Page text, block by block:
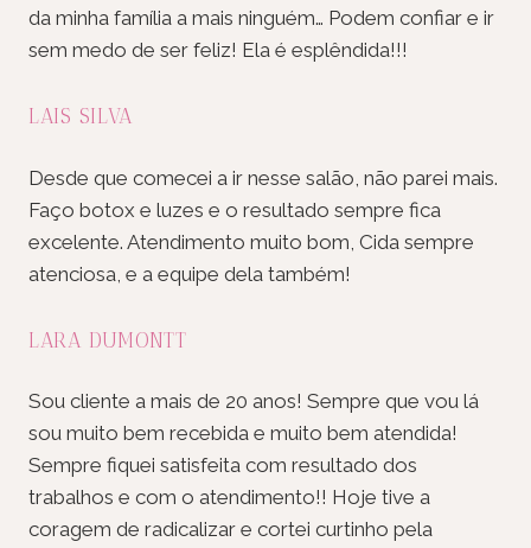
da minha família a mais ninguém… Podem confiar e ir
sem medo de ser feliz! Ela é esplêndida!!!
LAIS SILVA
Desde que comecei a ir nesse salão, não parei mais.
Faço botox e luzes e o resultado sempre fica
excelente. Atendimento muito bom, Cida sempre
atenciosa, e a equipe dela também!
LARA DUMONTT
Sou cliente a mais de 20 anos! Sempre que vou lá
sou muito bem recebida e muito bem atendida!
Sempre fiquei satisfeita com resultado dos
trabalhos e com o atendimento!! Hoje tive a
coragem de radicalizar e cortei curtinho pela